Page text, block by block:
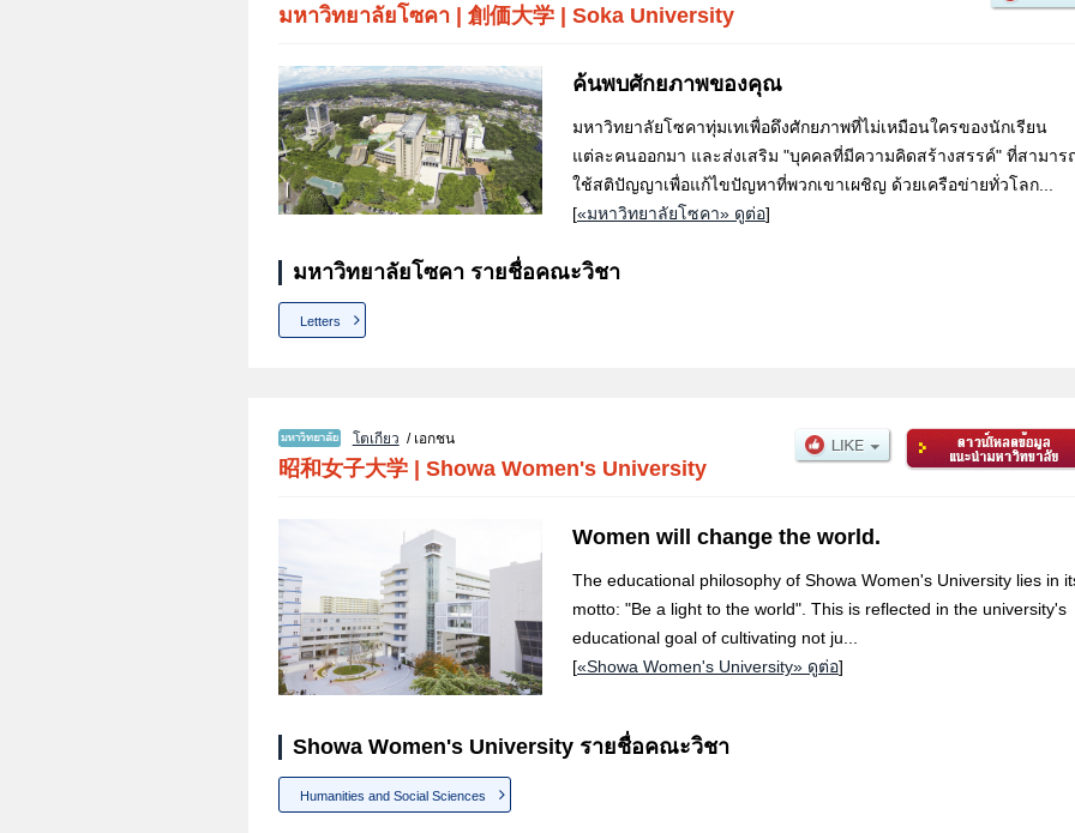
มหาวิทยาลัยโซคา 創価大学 Soka University
ค้นพบศักยภาพของคุณ
มหาวิทยาลัยโซคาทุ่มเทเพื่อดึงศักยภาพที่ไม่เหมือนใครของนักเรียน
แต่ละคนออกมา และส่งเสริม "บุคคลที่มีความคิดสร้างสรรค์" ที่สามาร
ใช้สติปัญญาเพื่อแก้ไขปัญหาที่พวกเขาเผชิญ ด้วยเครือข่ายทั่วโลก...
[«มหาวิทยาลัยโซคา» ดูต่อ]
มหาวิทยาลัยโซคา รายชื่อคณะวิชา
Letters
โตเกียว / เอกชน
昭和女子大学 Showa Women's University
Women will change the world.
The educational philosophy of Showa Women's University lies in
motto: "Be a light to the world". This is reflected in the university's
educational goal of cultivating not ju...
[«Showa Women's University» ดูต่อ]
Showa Women's University รายชื่อคณะวิชา
Humanities and Social Sciences